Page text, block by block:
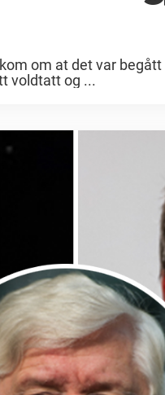
om at det var
voldtatt og ...